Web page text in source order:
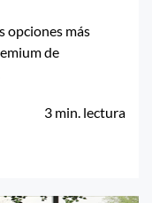
opciones más
de
3 min. lectura